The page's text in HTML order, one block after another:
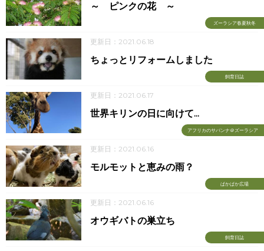
ズーラシア春夏秋冬
～ ピンクの花 ～
更新日：2021.06.18
飼育日誌
ちょっとリフォームしました
更新日：2021.06.17
アフリカのサバンナ＠ズーラシア
世界キリンの日に向けて...
更新日：2021.06.16
ぱかぱか広場
モルモットと恵みの雨？
更新日：2021.06.16
飼育日誌
オウギバトの巣立ち